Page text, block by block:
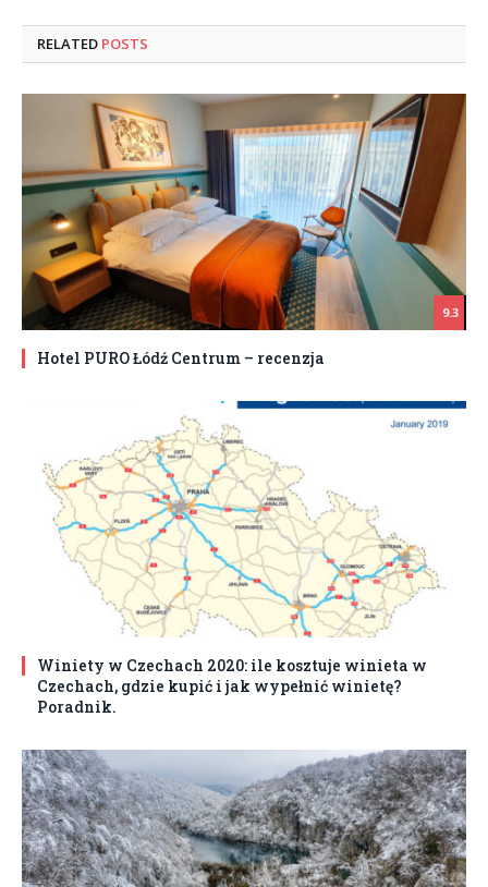
RELATED POSTS
9.3
Hotel PURO Łódź Centrum – recenzja
Winiety w Czechach 2020: ile kosztuje winieta w
Czechach, gdzie kupić i jak wypełnić winietę?
Poradnik.